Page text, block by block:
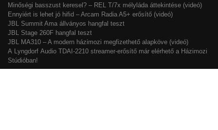
Minőségi basszust keresel? – REL T/7x mélyláda áttekintése (videó)
Ennyiért is lehet jó hifid – Arcam Radia A5+ erősítő (videó)
JBL Summit Ama állványos hangfal teszt
JBL Stage 260F hangfal teszt
JBL MA310 – A modern házimozi megfizethető alapköve (videó)
A Lyngdorf Audio TDAI-2210 streamer-erősítő már elérhető a Házimozi
Stúdióban!